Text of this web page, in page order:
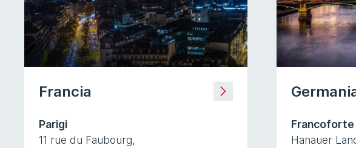
Francia
Parigi
11 rue du Faubourg,
Francoforte
Hanauer